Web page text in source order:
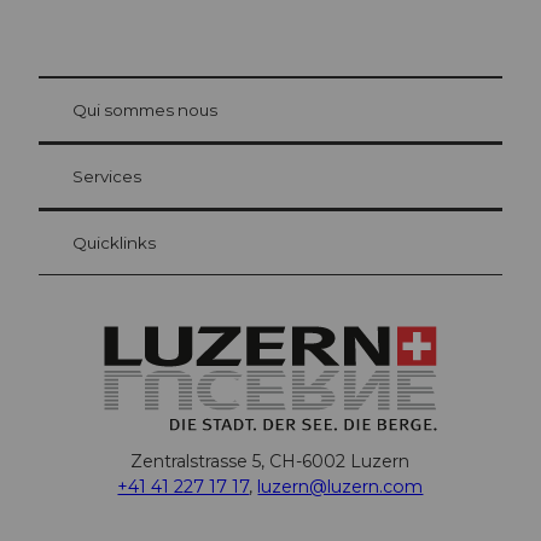
Carte d’hôte Lucerne
Vos avantages en tant qu'hôte pour la nuit
at Bre
Qui sommes nous
Services
Quicklinks
Zentralstrasse 5, CH-6002 Luzern
+41 41 227 17 17, luzern@luzern.com